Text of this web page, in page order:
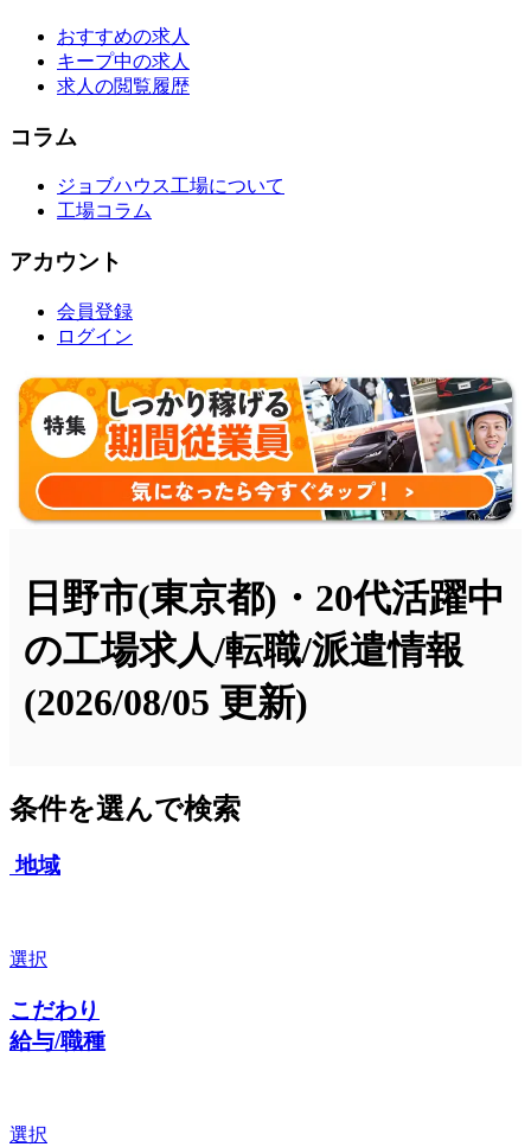
おすすめの求人
キープ中の求人
求人の閲覧履歴
コラム
ジョブハウス工場について
工場コラム
アカウント
会員登録
ログイン
日野市(東京都)・20代活躍中
の工場求人/転職/派遣情報
(2026/08/05 更新)
条件を選んで検索
地域
選択
こだわり
給与/職種
選択